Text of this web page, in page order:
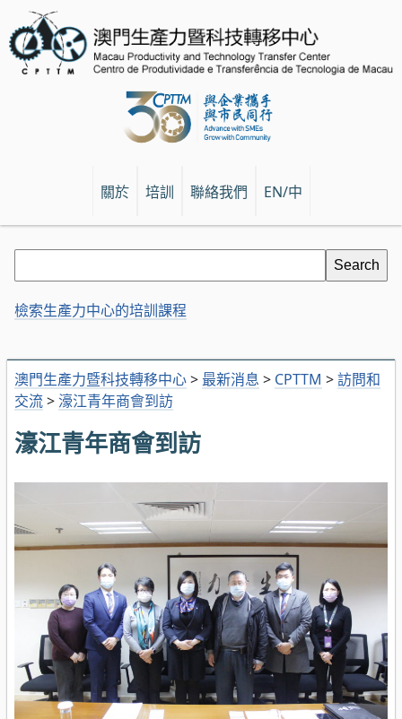
關於 培訓 聯絡我們 EN/中
澳門生產力暨科技轉移中心> 最新消息 > CPTTM >訪問和
交流>濠江青年商會到訪
濠江青年商會到訪
檢索生產力中心的培訓課程